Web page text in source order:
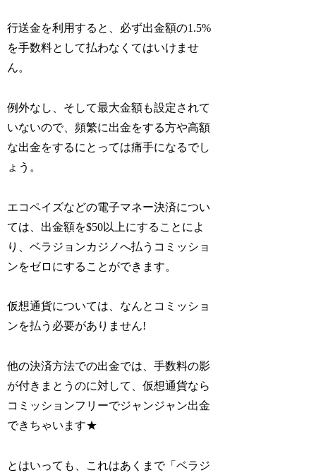
行送金を利用すると、必ず出金額の1.5%
を手数料として払わなくてはいけませ
ん。
例外なし、そして最大金額も設定されて
いないので、頻繁に出金をする方や高額
な出金をするにとっては痛手になるでし
ょう。
エコペイズなどの電子マネー決済につい
ては、出金額を$50以上にすることによ
り、ベラジョンカジノへ払うコミッショ
ンをゼロにすることができます。
仮想通貨については、なんとコミッショ
ンを払う必要がありません!
他の決済方法での出金では、手数料の影
が付きまとうのに対して、仮想通貨なら
コミッションフリーでジャンジャン出金
できちゃいます★
とはいっても、これはあくまで「ベラジ